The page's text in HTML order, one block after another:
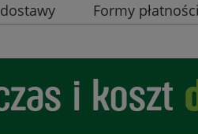
Formy płatności